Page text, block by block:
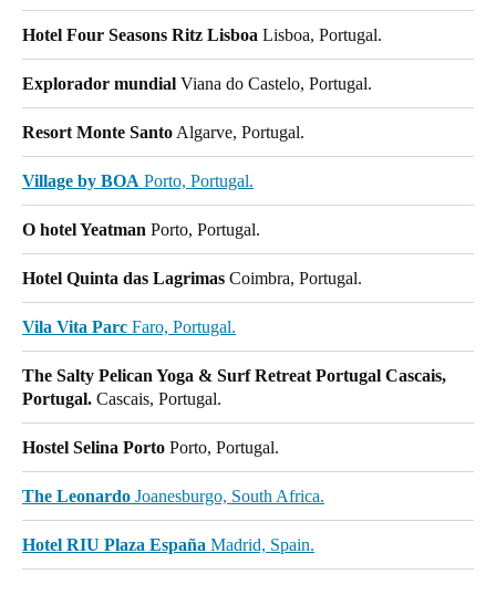
Hotel Four Seasons Ritz Lisboa Lisboa, Portugal.
Explorador mundial Viana do Castelo, Portugal.
Resort Monte SantoAlgarve, Portugal.
Village by BOA Porto, Portugal.
O hotel Yeatman Porto, Portugal.
Hotel Quinta das Lagrimas Coimbra, Portugal.
Vila Vita Parc Faro, Portugal.
The Salty Pelican Yoga & Surf Retreat Portugal Cascais,
Portugal. Cascais, Portugal.
Hostel Selina Porto Porto, Portugal.
The Leonardo Joanesburgo, South Africa.
Hotel RIU Plaza España Madrid, Spain.